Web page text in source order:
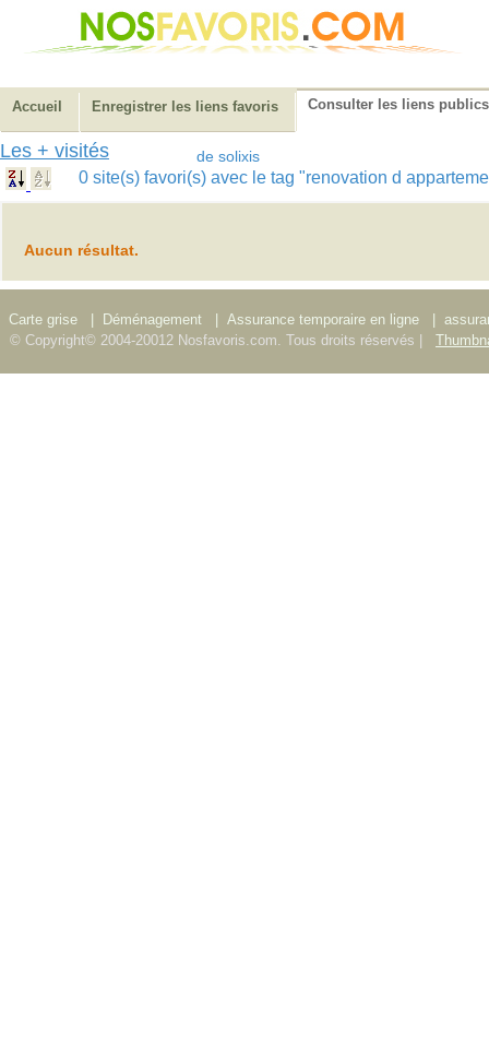
Accueil Enregistrer les liens favoris Consulter les liens publics
Les + visités de solixis
0 site(s) favori(s) avec le tag "renovation d
Aucun résultat.
Carte grise Déménagement Assurance temporaire en ligne
© Copyright© 2004-20012 Nosfavoris.com. Tous droits réservés |